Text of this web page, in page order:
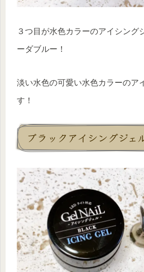
３つ目が水色カラーのアイシング
ーダブルー！
淡い水色の可愛い水色カラーのア
す！
ブラックアイシングジェ